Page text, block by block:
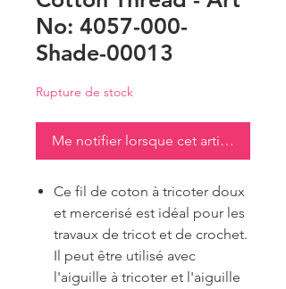
No: 4057-000-
Shade-00013
Rupture de stock
Me notifier lorsque cet article est
Ce fil de coton à tricoter doux
et mercerisé est idéal pour les
travaux de tricot et de crochet.
Il peut être utilisé avec
l'aiguille à tricoter et l'aiguille